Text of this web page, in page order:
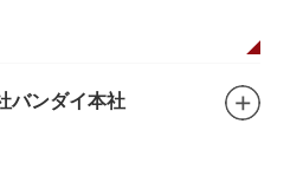
ント。聖天様のお下がりの大根をいた
そうです。
あると考えられており、依頼すると7
、浅草名所七福神のひとつとしても知
バンダイ本社